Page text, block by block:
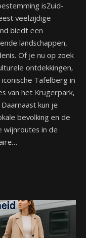
isZuid-
veelzijdige
biedt een
landschappen,
Of je nu op zoek
ontdekkingen,
Tafelberg in
van het Krugerpark,
kun je
bevolking en de
wijnroutes in de